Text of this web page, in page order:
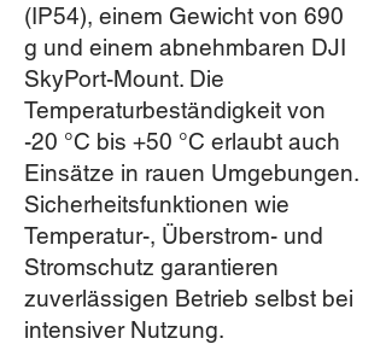
(IP54), einem Gewicht von 690
g und einem abnehmbaren DJI
SkyPort-Mount. Die
Temperaturbeständigkeit von
-20 °C bis +50 °C erlaubt auch
Einsätze in rauen Umgebungen.
Sicherheitsfunktionen wie
Temperatur-, Überstrom- und
Stromschutz garantieren
zuverlässigen Betrieb selbst bei
intensiver Nutzung.